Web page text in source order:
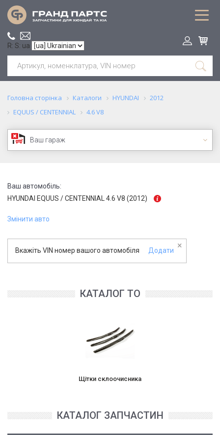
R: S: ua
Головна сторінка Каталоги HYUNDAI
2012
EQUUS / CENTENNIAL
4.6 V8
Ваш гараж
Ваш автомобіль:
HYUNDAI EQUUS / CENTENNIAL 4.6 V8 (2012)
Змінити авто
Вкажіть VIN номер вашого автомобіля Додати
×
КАТАЛОГ ТО
Щітки склоочисника
КАТАЛОГ ЗАПЧАСТИН